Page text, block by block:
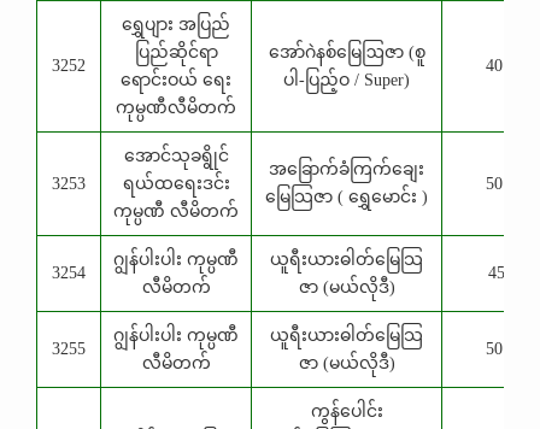
3252
ရွှေပျား အပြည်
ပြည်ဆိုင်ရာ
ရောင်းဝယ် ရေး
ကုမ္ပဏီလီမိတက်
အော်ဂဲနစ်မြေဩဇာ (စူ
ပါ-ပြည့်ဝ / Super)
40 Kg
3253
အောင်သုခရွိုင်
ရယ်ထရေးဒင်း
ကုမ္ပဏီ လီမိတက်
အခြောက်ခံကြက်ချေး
မြေသြဇာ ( ရွှေမောင်း )
50 Kg
3254
ဂျွန်ပါးပါး ကုမ္ပဏီ
လီမိတက်
ယူရီးယားဓါတ်မြေသြ
ဇာ (မယ်လိုဒီ)
45Kg
3255
ဂျွန်ပါးပါး ကုမ္ပဏီ
လီမိတက်
ယူရီးယားဓါတ်မြေသြ
ဇာ (မယ်လိုဒီ)
50 Kg
ကွန်ပေါင်း